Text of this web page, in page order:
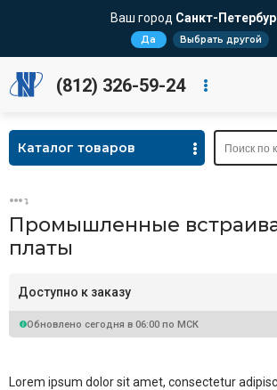
Ваш город Санкт-
Да Выбрать другой
(812) 326-59-24
Каталог товаров
Промышленные
платы
Lorem ipsum dolor sit amet, consectetur
Доступно к заказу
Обновлено сегодня в 06:00 по МСК